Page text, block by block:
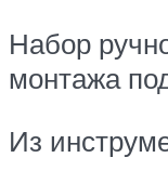
Набор
монтажа
Из